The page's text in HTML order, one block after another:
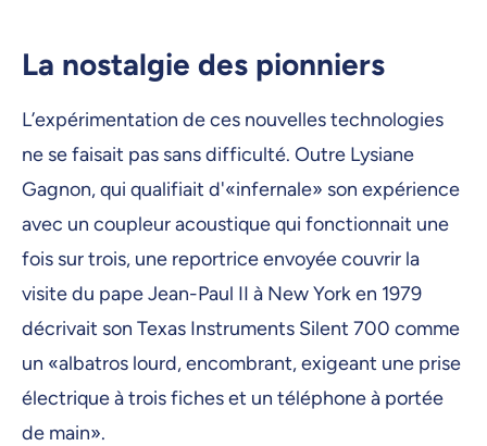
La nostalgie des pionniers
L’expérimentation de ces nouvelles technologies
ne se faisait pas sans difficulté. Outre Lysiane
Gagnon, qui qualifiait d'«infernale» son expérience
avec un coupleur acoustique qui fonctionnait une
fois sur trois, une reportrice envoyée couvrir la
visite du pape Jean-Paul II à New York en 1979
décrivait son Texas Instruments Silent 700 comme
un «albatros lourd, encombrant, exigeant une prise
électrique à trois fiches et un téléphone à portée
de main».